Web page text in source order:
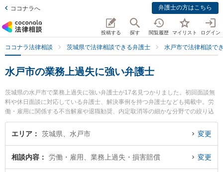
ココナラへ 弁護士の方はこちら
投稿する 探す 閲覧履歴 マイリスト ログイン
ココナラ法律相談 茨城県で法律相談できる弁護士 水戸市で法律相談で
水戸市の業務上過失に強い弁護士
茨城県の水戸市で業務上過失に強い弁護士が17名見つかりました。初回面談無
料や休日面談に対応している弁護士、解決事例を持つ弁護士なども掲載中。労
働・雇用に関係する不当解雇や退職勧奨、内定取消等の細かな分野での絞り込
み検索もでき便利です。特にベリーベスト法律事務所 水戸オフィスの出縄 絢弁
護士やベリーベスト法律事務所 水戸オフィスの内海 清秀弁護士、弁護士法人長
失のトラブルを今すぐに弁護士に相談したい』『業務上過失のトラブル解決の
実績豊富な近くの弁護士を検索したい』『初回相談無料で業務上過失を法律相
エリア 茨城県、水戸市 変更
相談内容 労働・雇用、業務上過失・損害賠償 変更